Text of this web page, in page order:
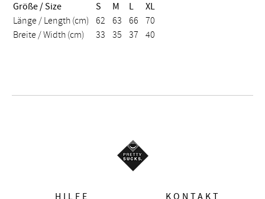
Größe / Size S M L
XL
Länge / Length (cm)
62 63 66
70
Breite / Width (cm)
33 35 37 40